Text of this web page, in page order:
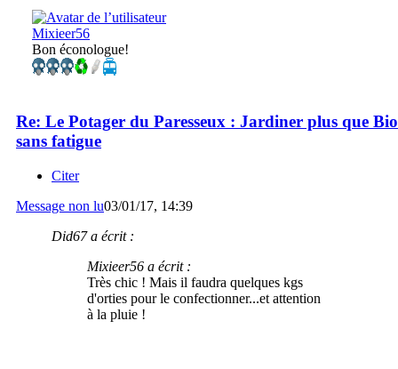
Mixieer56
Bon éconologue!
Re: Le Potager du Paresseux : Jardiner plus que Bio
sans fatigue
Citer
Message non lu03/01/17, 14:39
Did67 a écrit :
Mixieer56 a écrit :
Très chic ! Mais il faudra quelques kgs
d'orties pour le confectionner...et attention
à la pluie !